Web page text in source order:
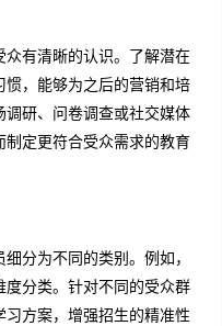
有清晰的认识。了解潜在
，能够为之后的营销和培
研、问卷调查或社交媒体
定更符合受众需求的教育
分为不同的类别。例如，
分类。针对不同的受众群
方案，增强招生的精准性